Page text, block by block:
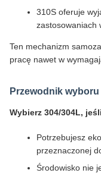
310S oferuje
zastosowaniach
Ten mechanizm
pracę nawet w
Przewodnik wyboru
Wybierz 304/304L,
Potrzebujesz
przeznaczonej
Środowisko nie